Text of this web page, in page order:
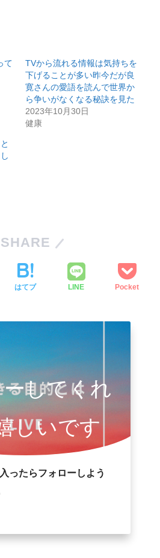
て
TVから流れる情報は気持ちを
下げることが多い昨今だが良
寛さんの愛語を読んで世界か
ら争いがなくなる秘訣を見た
2023年10月30日
健康
SHARE
はてブ LINE Pocket
してくれ
しいです
ったらフォローしよう